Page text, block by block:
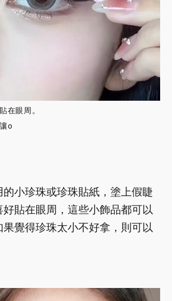
小珍珠或珍珠貼紙，塗上假睫
貼在眼周，這些小飾品都可以
覺得珍珠太小不好拿，則可以
在眼周。
o